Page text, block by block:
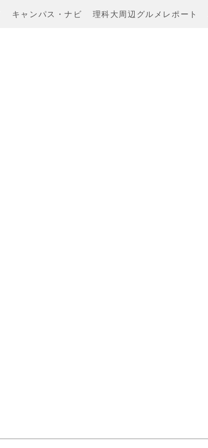
キャンパス・ナビ 理科大周辺グルメレポート